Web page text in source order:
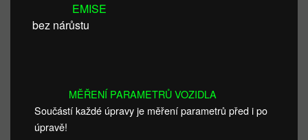
EMISE
bez nárůstu
MĚŘENÍ PARAMETRŮ VOZIDLA
Součástí každé úpravy je měření parametrů před i po
úpravě!